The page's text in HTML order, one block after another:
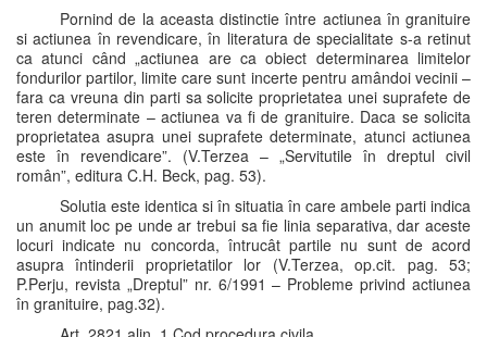
Pornind de la aceasta distinctie între actiunea în granituire
si actiunea în revendicare, în literatura de specialitate s-a retinut
ca atunci când „actiunea are ca obiect determinarea limitelor
fondurilor partilor, limite care sunt incerte pentru amândoi vecinii –
fara ca vreuna din parti sa solicite proprietatea unei suprafete de
teren determinate – actiunea va fi de granituire. Daca se solicita
proprietatea asupra unei suprafete determinate, atunci actiunea
este în revendicare”. (V.Terzea – „Servitutile în dreptul civil
român”, editura C.H. Beck, pag. 53).
Solutia este identica si în situatia în care ambele parti indica
un anumit loc pe unde ar trebui sa fie linia separativa, dar aceste
locuri indicate nu concorda, întrucât partile nu sunt de acord
asupra întinderii proprietatilor lor (V.Terzea, op.cit. pag. 53;
P.Perju, revista „Dreptul” nr. 6/1991 – Probleme privind actiunea
în granituire, pag.32).